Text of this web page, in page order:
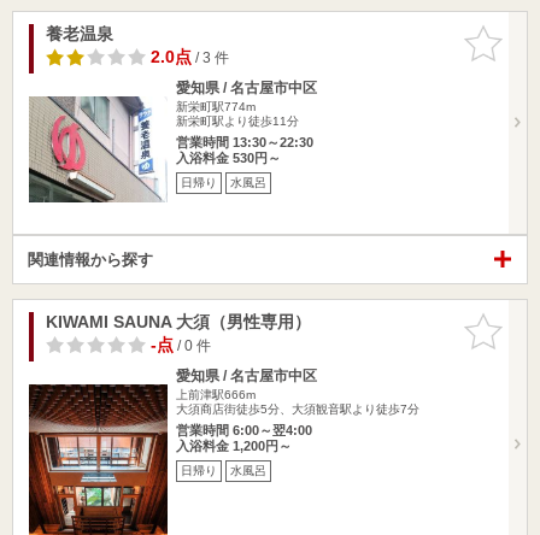
お気に入
りに追加
養老温泉
2.0点/ 3 件
愛知県 / 名古屋市中区
新栄町駅774m
新栄町駅より徒歩11分
営業時間 13:30～22:30
入浴料金 530円～
日帰り 水風呂
関連情報から探す
お気に入
りに追加
KIWAMI SAUNA 大須（男性専用）
-点/ 0 件
愛知県 / 名古屋市中区
上前津駅666m
大須商店街徒歩5分、大須観音駅より徒歩7分
営業時間 6:00～翌4:00
入浴料金 1,200円～
日帰り 水風呂